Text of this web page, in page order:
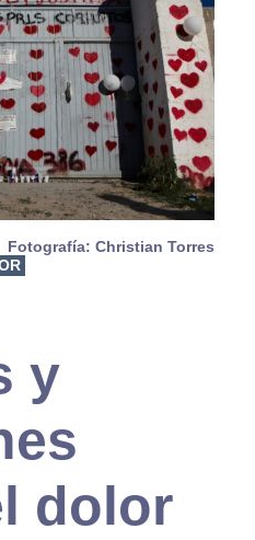
Fotografía: Christian Torres
y
dolor